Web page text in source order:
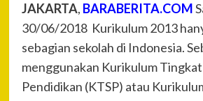
JAKARTA, BARABERITA.COM
30/06/2018 Kurikulum 2013
sebagian sekolah di Indonesia.
menggunakan Kurikulum
Pendidikan (KTSP) atau